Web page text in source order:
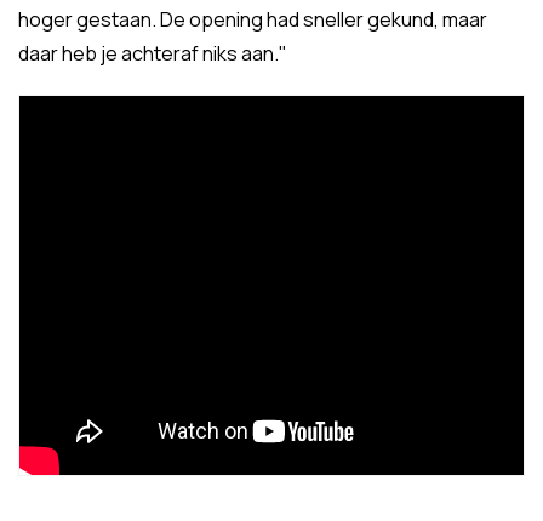
hoger gestaan. De opening had sneller gekund, maar
daar heb je achteraf niks aan."